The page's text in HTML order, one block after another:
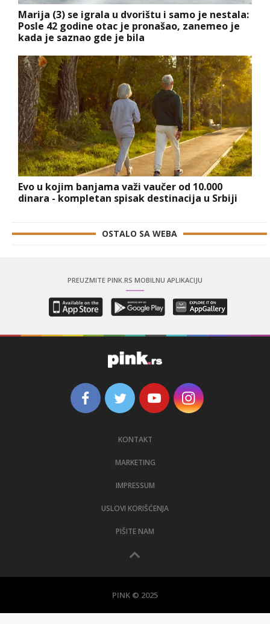
Marija (3) se igrala u dvorištu i samo je nestala:
Posle 42 godine otac je pronašao, zanemeo je
kada je saznao gde je bila
Evo u kojim banjama važi vaučer od 10.000
dinara - kompletan spisak destinacija u Srbiji
OSTALO SA WEBA
PREUZMITE PINK.RS MOBILNU APLIKACIJU
KONTAKT
MARKETING
IMPRESSUM
USLOVI KORIŠĆENJA
PIŠITE NAM
PINK © 2025